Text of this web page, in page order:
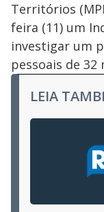
Territórios
feira (11) um
investigar um
pessoais de 32
LEIA